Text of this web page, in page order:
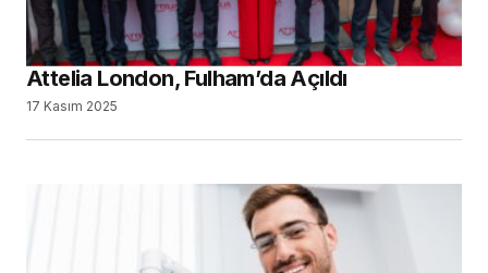
Attelia London, Fulham’da Açıldı
17 Kasım 2025